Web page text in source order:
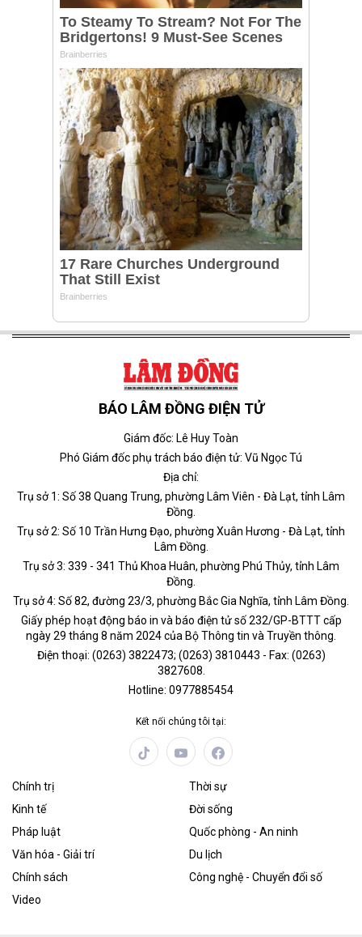
BÁO LÂM ĐỒNG ĐIỆN TỬ
Giám đốc: Lê Huy Toàn
Phó Giám đốc phụ trách báo điện tử: Vũ Ngọc Tú
Địa chỉ:
Trụ sở 1: Số 38 Quang Trung, phường Lâm Viên - Đà Lạt, tỉnh Lâm
Đồng.
Trụ sở 2: Số 10 Trần Hưng Đạo, phường Xuân Hương - Đà Lạt, tỉnh
Lâm Đồng.
Trụ sở 3: 339 - 341 Thủ Khoa Huân, phường Phú Thủy, tỉnh Lâm
Đồng.
Trụ sở 4: Số 82, đường 23/3, phường Bắc Gia Nghĩa, tỉnh Lâm Đồng.
Giấy phép hoạt động báo in và báo điện tử số 232/GP-BTTT cấp
ngày 29 tháng 8 năm 2024 của Bộ Thông tin và Truyền thông.
Điện thoại: (0263) 3822473; (0263) 3810443 - Fax: (0263)
3827608.
Hotline: 0977885454
Kết nối chúng tôi tại:
Chính trị
Thời sự
Kinh tế
Đời sống
Pháp luật
Quốc phòng - An ninh
Văn hóa - Giải trí
Du lịch
Chính sách
Công nghệ - Chuyển đổi số
Video